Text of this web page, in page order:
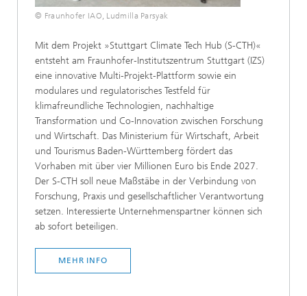
© Fraunhofer IAO, Ludmilla Parsyak
Mit dem Projekt »Stuttgart Climate Tech Hub (S-CTH)«
entsteht am Fraunhofer-Institutszentrum Stuttgart (IZS)
eine innovative Multi-Projekt-Plattform sowie ein
modulares und regulatorisches Testfeld für
klimafreundliche Technologien, nachhaltige
Transformation und Co-Innovation zwischen Forschung
und Wirtschaft. Das Ministerium für Wirtschaft, Arbeit
und Tourismus Baden-Württemberg fördert das
Vorhaben mit über vier Millionen Euro bis Ende 2027.
Der S-CTH soll neue Maßstäbe in der Verbindung von
Forschung, Praxis und gesellschaftlicher Verantwortung
setzen. Interessierte Unternehmenspartner können sich
ab sofort beteiligen.
MEHR INFO